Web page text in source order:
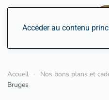
Accéder au contenu
Accueil Nos bons plans et
Bruges